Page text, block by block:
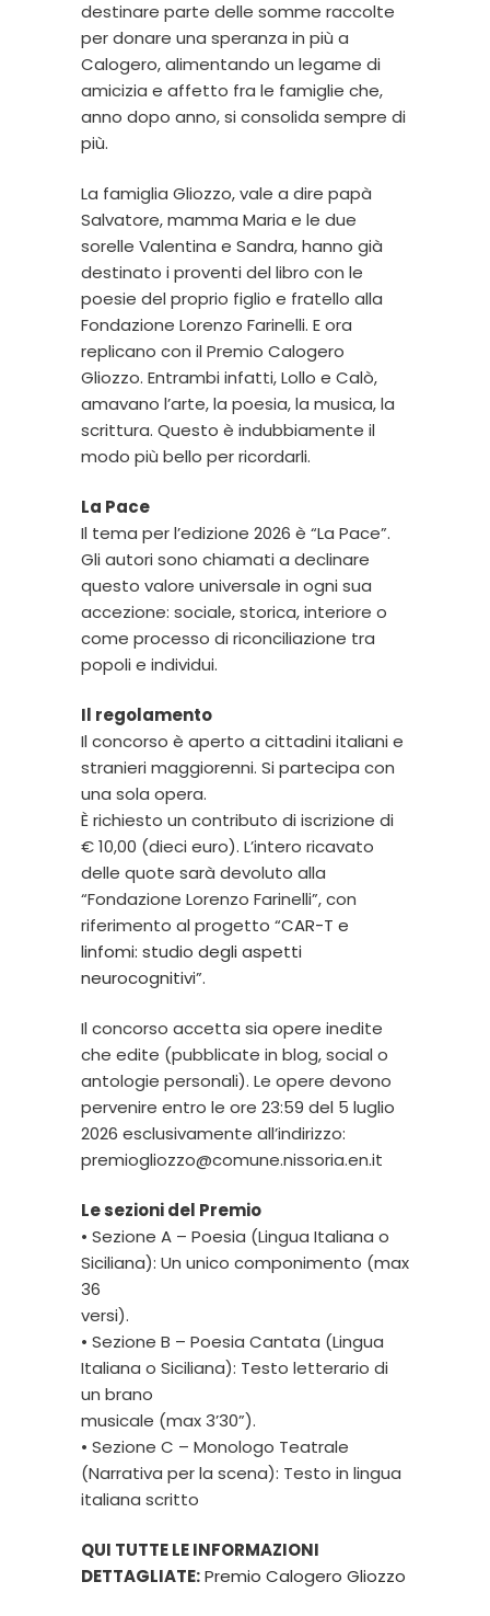
destinare parte delle somme raccolte
per donare una speranza in più a
Calogero, alimentando un legame di
amicizia e affetto fra le famiglie che,
anno dopo anno, si consolida sempre di
più.
La famiglia Gliozzo, vale a dire papà
Salvatore, mamma Maria e le due
sorelle Valentina e Sandra, hanno già
destinato i proventi del libro con le
poesie del proprio figlio e fratello alla
Fondazione Lorenzo Farinelli. E ora
replicano con il Premio Calogero
Gliozzo. Entrambi infatti, Lollo e Calò,
amavano l’arte, la poesia, la musica, la
scrittura. Questo è indubbiamente il
modo più bello per ricordarli.
La Pace
Il tema per l’edizione 2026 è “La Pace”.
Gli autori sono chiamati a declinare
questo valore universale in ogni sua
accezione: sociale, storica, interiore o
come processo di riconciliazione tra
popoli e individui.
Il regolamento
Il concorso è aperto a cittadini italiani e
stranieri maggiorenni. Si partecipa con
una sola opera.
È richiesto un contributo di iscrizione di
€ 10,00 (dieci euro). L’intero ricavato
delle quote sarà devoluto alla
“Fondazione Lorenzo Farinelli”, con
riferimento al progetto “CAR-T e
linfomi: studio degli aspetti
neurocognitivi”.
Il concorso accetta sia opere inedite
che edite (pubblicate in blog, social o
antologie personali). Le opere devono
pervenire entro le ore 23:59 del 5 luglio
2026 esclusivamente all’indirizzo:
premiogliozzo@comune.nissoria.en.it
Le sezioni del Premio
• Sezione A – Poesia (Lingua Italiana o
Siciliana): Un unico componimento (max
36
versi).
• Sezione B – Poesia Cantata (Lingua
Italiana o Siciliana): Testo letterario di
un brano
musicale (max 3’30”).
• Sezione C – Monologo Teatrale
(Narrativa per la scena): Testo in lingua
italiana scritto
QUI TUTTE LE INFORMAZIONI
DETTAGLIATE:Premio Calogero Gliozzo